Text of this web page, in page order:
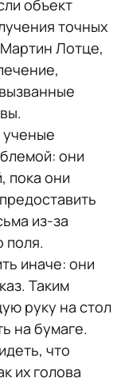
объект
точных
Лотце,
ученые
они
пока они
из-за
поля.
иначе: они
Таким
руку на стол
на бумаге.
что
их голова